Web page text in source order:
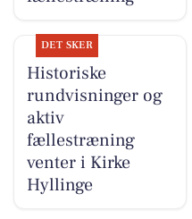
DET SKER
Historiske
rundvisninger og
aktiv
fællestræning
venter i Kirke
Hyllinge